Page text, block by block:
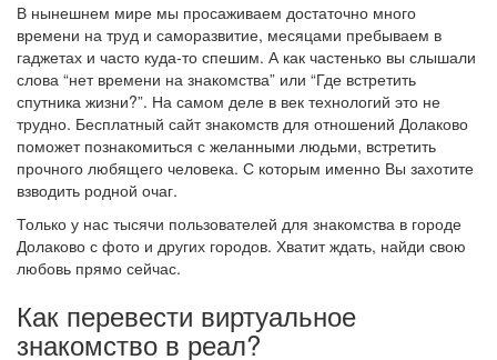
В нынешнем мире мы просаживаем достаточно много
времени на труд и саморазвитие, месяцами пребываем в
гаджетах и часто куда-то спешим. А как частенько вы слышали
слова “нет времени на знакомства” или “Где встретить
спутника жизни?”. На самом деле в век технологий это не
трудно. Бесплатный сайт знакомств для отношений Долаково
поможет познакомиться с желанными людьми, встретить
прочного любящего человека. С которым именно Вы захотите
взводить родной очаг.
Только у нас тысячи пользователей для знакомства в городе
Долаково с фото и других городов. Хватит ждать, найди свою
любовь прямо сейчас.
Как перевести виртуальное
знакомство в реал?